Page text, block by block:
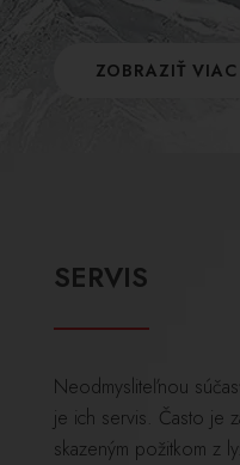
ZOBRAZIŤ VIAC
SERVIS
Neodmysliteľnou
je ich servis. Často je
skazeným požitkom z